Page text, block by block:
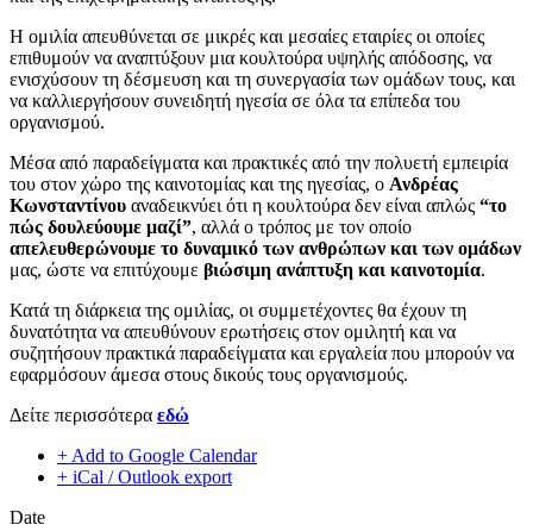
Η ομιλία απευθύνεται σε μικρές και μεσαίες εταιρίες οι οποίες
επιθυμούν να αναπτύξουν μια κουλτούρα υψηλής απόδοσης, να
ενισχύσουν τη δέσμευση και τη συνεργασία των ομάδων τους, και
να καλλιεργήσουν συνειδητή ηγεσία σε όλα τα επίπεδα του
οργανισμού.
Μέσα από παραδείγματα και πρακτικές από την πολυετή εμπειρία
του στον χώρο της καινοτομίας και της ηγεσίας, ο Ανδρέας
Κωνσταντίνου αναδεικνύει ότι η κουλτούρα δεν είναι απλώς “το
πώς δουλεύουμε μαζί”, αλλά ο τρόπος με τον οποίο
απελευθερώνουμε το δυναμικό των ανθρώπων και των ομάδων
μας, ώστε να επιτύχουμε βιώσιμη ανάπτυξη και καινοτομία.
Κατά τη διάρκεια της ομιλίας, οι συμμετέχοντες θα έχουν τη
δυνατότητα να απευθύνουν ερωτήσεις στον ομιλητή και να
συζητήσουν πρακτικά παραδείγματα και εργαλεία που μπορούν να
εφαρμόσουν άμεσα στους δικούς τους οργανισμούς.
Δείτε περισσότερα εδώ
+ Add to Google Calendar
+ iCal / Outlook export
Date